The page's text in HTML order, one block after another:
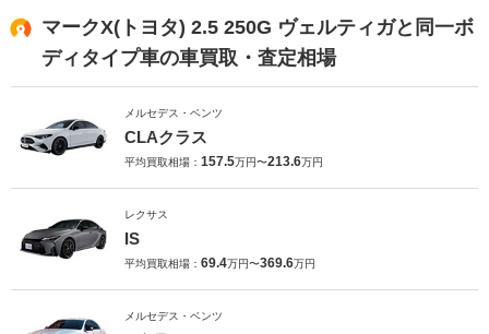
マークX(トヨタ) 2.5 250G ヴェルティガと同一ボ
ディタイプ車の車買取・査定相場
メルセデス・ベンツ
CLAクラス
平均買取相場： 157.5万円〜213.6万円
レクサス
IS
平均買取相場： 69.4万円〜369.6万円
メルセデス・ベンツ